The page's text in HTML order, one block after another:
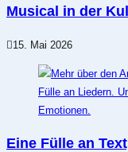
Musical in der
15. Mai 2026
Eine Fülle an